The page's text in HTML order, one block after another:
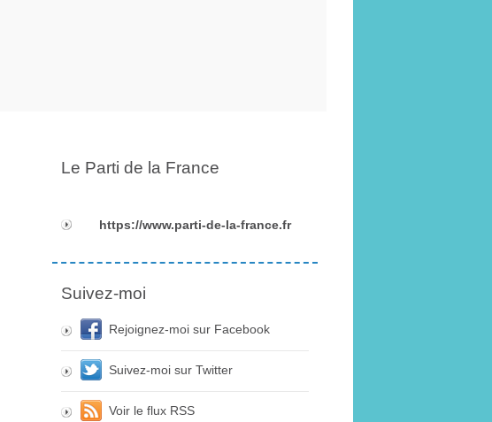
Le Parti de la France
https://www.parti-de-la-france.fr
Suivez-moi
Rejoignez-moi sur Facebook
Suivez-moi sur Twitter
Voir le flux RSS